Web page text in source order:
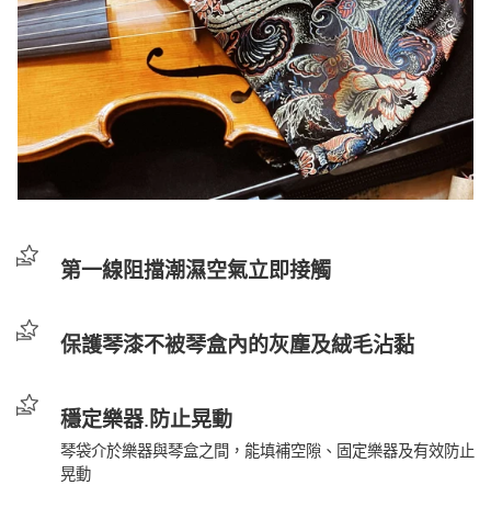
第一線阻擋潮濕空氣立即接觸
保護琴漆不被琴盒內的灰塵及絨毛沾黏
穩定樂器.防止晃動
琴袋介於樂器與琴盒之間，能填補空隙、固定樂器及有效防止
晃動